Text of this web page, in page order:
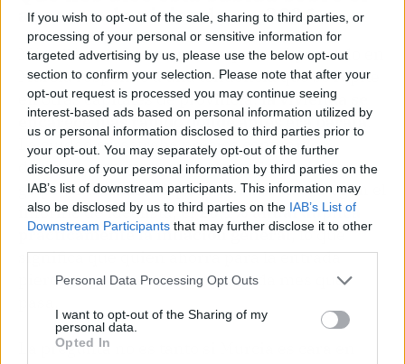
If you wish to opt-out of the sale, sharing to third parties, or
processing of your personal or sensitive information for
targeted advertising by us, please use the below opt-out
section to confirm your selection. Please note that after your
opt-out request is processed you may continue seeing
interest-based ads based on personal information utilized by
us or personal information disclosed to third parties prior to
your opt-out. You may separately opt-out of the further
disclosure of your personal information by third parties on the
IAB’s list of downstream participants. This information may
also be disclosed by us to third parties on the IAB’s List of
Downstream Participants that may further disclose it to other
Personal Data Processing Opt Outs
I want to opt-out of the Sharing of my
personal data.
Opted In
acceso a la vivienda en 2026
Más allá de los números, lo que está pasando en
Murcia responde a una tendencia que se repite
en otras capitales de provincia:la vivienda se
encarece más rápido donde antes era barata.
La ciudad arrastraba precios contenidos
durante años, y ahora el mercado se ajusta a
golpe de demanda y poca oferta nueva. Según el
informe de Idealista,el 20,1% anual duplica
prácticamente la inflación general, lo que
significa que quien ahorra para la entrada
pierde capacidad de compra cada mes que
La pregunta no es tanto si Murcia es cara en